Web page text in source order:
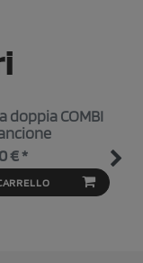
doppia COMBI
€ *